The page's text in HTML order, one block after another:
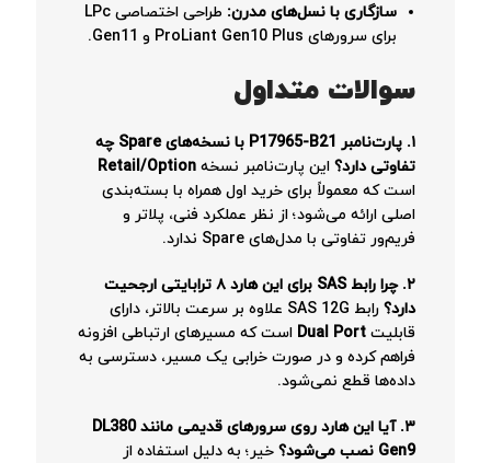
سازگاری با نسل‌های مدرن:
طراحی اختصاصی LPc
برای سرورهای ProLiant Gen10 Plus و Gen11.
سوالات متداول
۱. پارت‌نامبر P17965-B21 با نسخه‌های Spare چه
تفاوتی دارد؟ این پارت‌نامبر نسخه Retail/Option
است که معمولاً برای خرید اول همراه با بسته‌بندی
اصلی ارائه می‌شود؛ از نظر عملکرد فنی، پلاتر و
فریم‌ور تفاوتی با مدل‌های Spare ندارد.
۲. چرا رابط SAS برای این هارد ۸ ترابایتی ارجحیت
دارد؟
رابط SAS 12G علاوه بر سرعت بالاتر، دارای
قابلیت Dual Port است که مسیرهای ارتباطی افزونه
فراهم کرده و در صورت خرابی یک مسیر، دسترسی به
داده‌ها قطع نمی‌شود.
۳. آیا این هارد روی سرورهای قدیمی مانند DL380
Gen9 نصب می‌شود؟
خیر؛ به دلیل استفاده از